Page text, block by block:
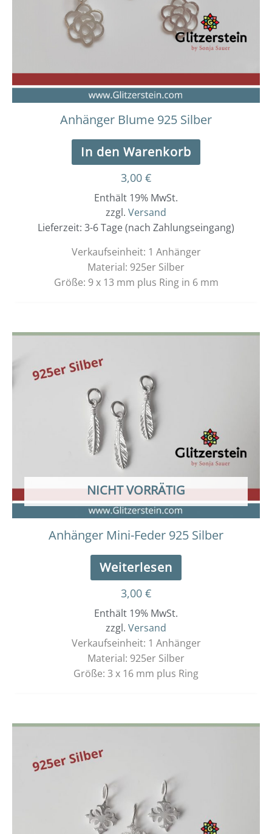
Anhänger Blume 925 Silber
In den Warenkorb
3,00 €
Enthält 19% MwSt.
zzgl. Versand
Lieferzeit: 3-6 Tage (nach Zahlungseingang)
Verkaufseinheit: 1 Anhänger
Material: 925er Silber
Größe: 9 x 13 mm plus Ring in 6 mm
NICHT VORRÄTIG
Anhänger Mini-Feder 925 Silber
Weiterlesen
3,00 €
Enthält 19% MwSt.
zzgl. Versand
Verkaufseinheit: 1 Anhänger
Material: 925er Silber
Größe: 3 x 16 mm plus Ring